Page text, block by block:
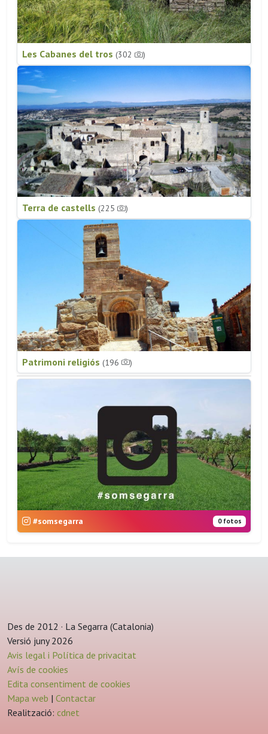
Les Cabanes del tros (302 )
Terra de castells (225 )
Patrimoni religiós (196 )
#somsegarra 0 fotos
Des de 2012 · La Segarra (Catalonia)
Versió juny 2026
Avis legal i Política de privacitat
Avís de cookies
Edita consentiment de cookies
Mapa web | Contactar
Realització: cdnet